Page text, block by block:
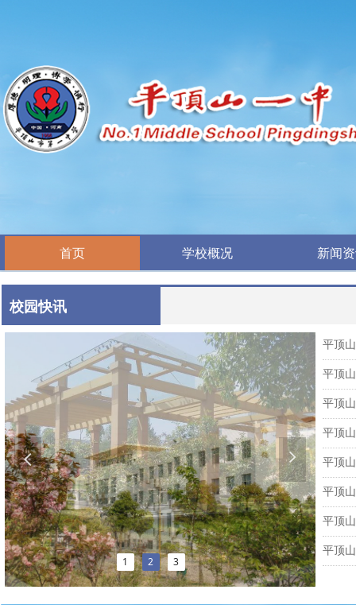
首页
首页
学校概况
学校概况
新闻
新闻
校园快讯
1 2 3
넳 넲
平顶
平顶